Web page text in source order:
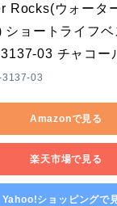
Rocks(ウォータ
ショートライフ
3137-03 チャコー
3137-03
Amazonで見る
楽天市場で見る
Yahoo!ショッピングで